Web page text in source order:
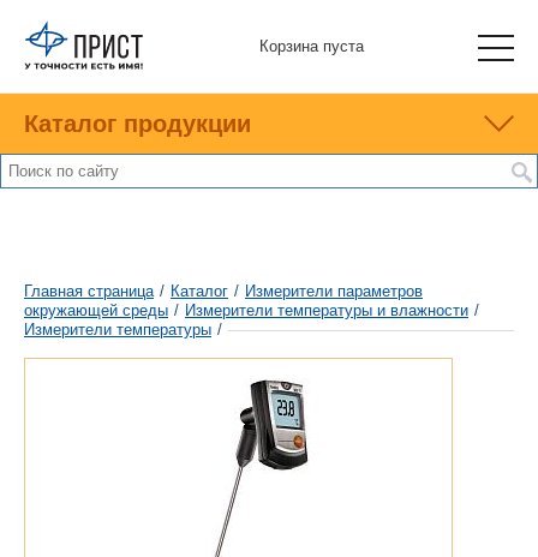
Корзина пуста
Каталог продукции
Главная страница / Каталог / Измерители параметров
окружающей среды / Измерители температуры и влажности /
Измерители температуры /